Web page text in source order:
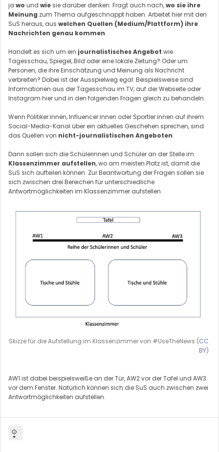
ja wo und wiesie darüber denken. Fragt auch nach,wo sie ihre
Meinung zum Thema aufgeschnappt haben. Arbeitet hier mit den
SuS heraus, aus welchen Quellen (Medium/Plattform) ihre
Nachrichten genau kommen.
Handelt es sich um ein journalistisches Angebot wie
Tagesschau, Spiegel, Bild oder eine lokale Zeitung? Oder um
Personen, die ihre Einschätzung und Meinung als Nachricht
verbreiten? Dabei ist der Ausspielweg egal: Beispielsweise sind
Informationen aus der Tagesschau im TV, auf der Webseite oder
Instagram hier und in den folgenden Fragen gleich zu behandeln.
Wenn Politiker:innen, Influencer:innen oder Sportler:innen auf ihrem
Social-Media-Kanal über ein aktuelles Geschehen sprechen, sind
das Quellen von nicht-journalistischen Angeboten.
Dann sollen sich die Schülerinnen und Schüler an der Stelle im
Klassenzimmer aufstellen, wo am meisten Platz ist, damit die
SuS sich aufteilen können. Zur Beantwortung der Fragen sollen sie
sich zwischen drei Bereichen für unterschiedliche
Antwortmöglichkeiten im Klassenzimmer aufstellen.
Skizze für die Aufstellung im Klassenzimmer von #UseTheNews (CC
BY)
AW1 ist dabei beispielsweiße an der Tür, AW2 vor der Tafel und AW3
vor dem Fenster. Natürlich können sich die SuS auch zwischen zwei
Antwortmöglichkeiten aufstellen.